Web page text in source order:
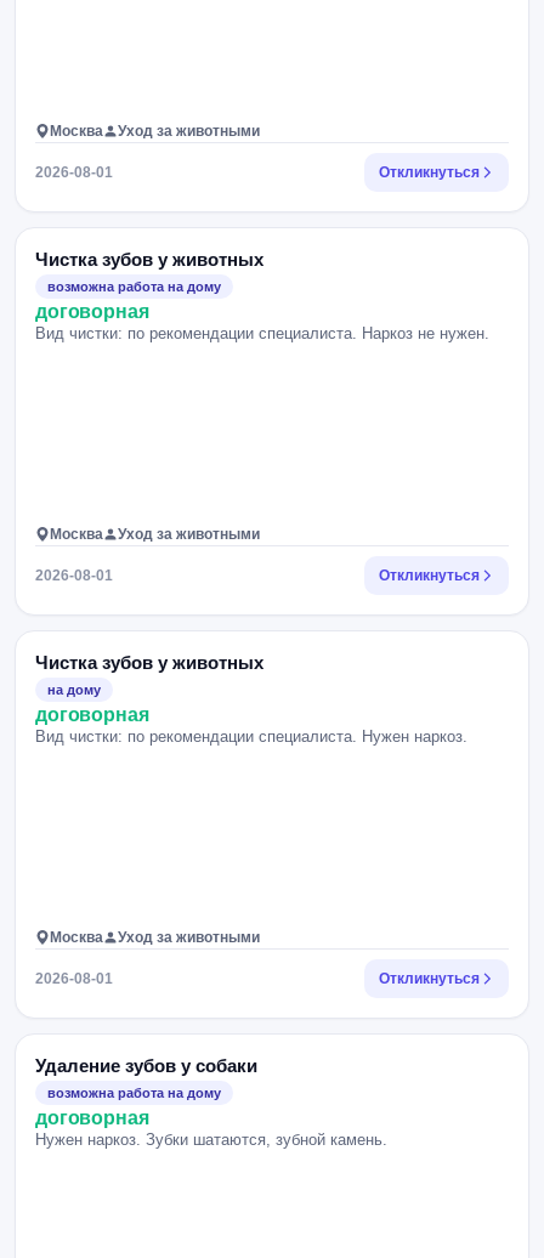
Москва Уход за животными
2026-08-01 Откликнуться
Чистка зубов у животных
возможна работа на дому
договорная
Вид чистки: по рекомендации специалиста. Наркоз не нужен.
Москва Уход за животными
2026-08-01 Откликнуться
Чистка зубов у животных
на дому
договорная
Вид чистки: по рекомендации специалиста. Нужен наркоз.
Москва Уход за животными
2026-08-01 Откликнуться
Удаление зубов у собаки
возможна работа на дому
договорная
Нужен наркоз. Зубки шатаются, зубной камень.